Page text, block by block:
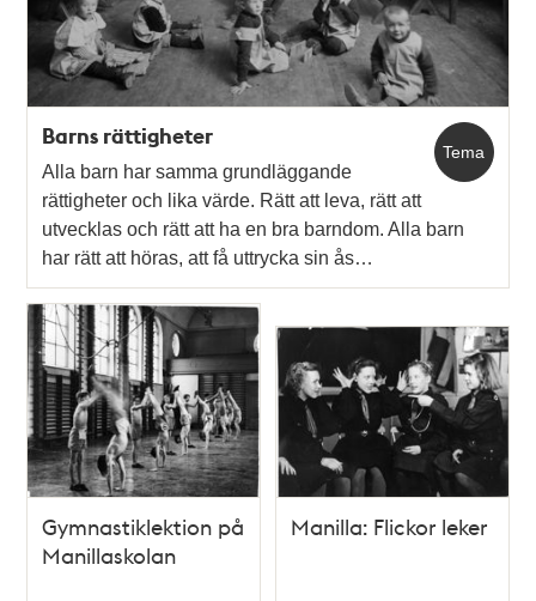
Tema
Barns rättigheter
Alla barn har samma grundläggande
rättigheter och lika värde. Rätt att leva, rätt att
utvecklas och rätt att ha en bra barndom. Alla barn
har rätt att höras, att få uttrycka sin ås…
Gymnastiklektion på
Manillaskolan
Manilla: Flickor leker